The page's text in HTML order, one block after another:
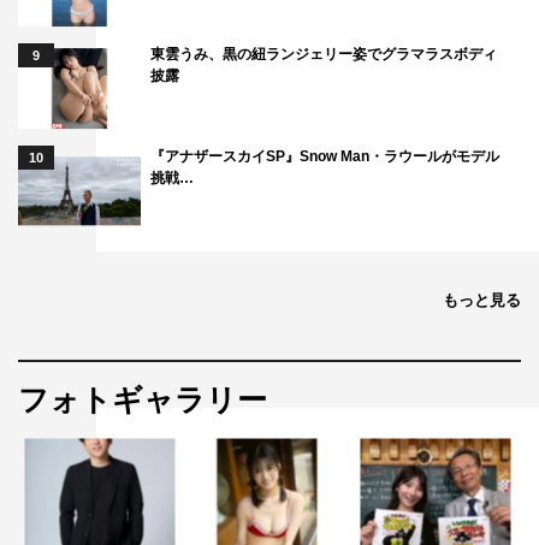
9
東雲うみ、黒の紐ランジェリー姿でグラマラスボディ
披露
10
『アナザースカイSP』Snow Man・ラウールがモデル
挑戦…
もっと見る
フォトギャラリー